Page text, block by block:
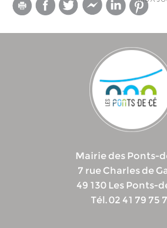
Mairie des Ponts-
7 rue Charles de
49 130 Les Ponts-
Tél. 02 41 79 75